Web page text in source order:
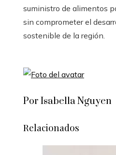
suministro de alimentos
sin comprometer el
sostenible de la región.
Por Isabella Nguyen
Relacionados